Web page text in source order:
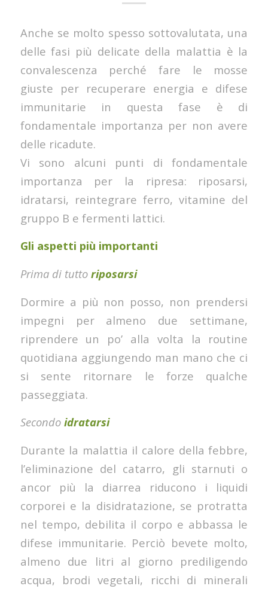
Anche se molto spesso sottovalutata, una
delle fasi più delicate della malattia è la
convalescenza perché fare le mosse
giuste per recuperare energia e difese
immunitarie in questa fase è di
fondamentale importanza per non avere
delle ricadute.
Vi sono alcuni punti di fondamentale
importanza per la ripresa: riposarsi,
idratarsi, reintegrare ferro, vitamine del
gruppo B e fermenti lattici.
Gli aspetti più importanti
Prima di tutto riposarsi
Dormire a più non posso, non prendersi
impegni per almeno due settimane,
riprendere un po’ alla volta la routine
quotidiana aggiungendo man mano che ci
si sente ritornare le forze qualche
passeggiata.
Secondo idratarsi
Durante la malattia il calore della febbre,
l’eliminazione del catarro, gli starnuti o
ancor più la diarrea riducono i liquidi
corporei e la disidratazione, se protratta
nel tempo, debilita il corpo e abbassa le
difese immunitarie. Perciò bevete molto,
almeno due litri al giorno prediligendo
acqua, brodi vegetali, ricchi di minerali